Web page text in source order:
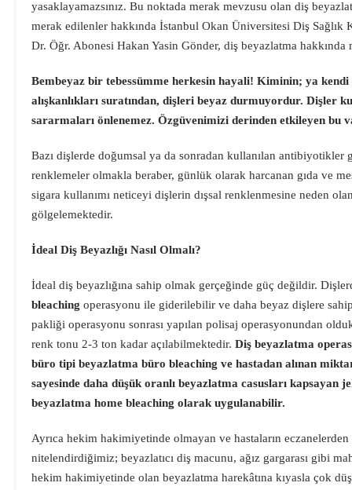
yasaklayamazsınız. Bu noktada merak mevzusu olan diş
merak edilenler hakkında İstanbul Okan Üniversitesi Diş Sağlık
Dr. Öğr. Abonesi Hakan Yasin Gönder, diş beyazlatma hakkında
Bembeyaz bir tebessümme herkesin hayali! Kiminin; ya kendi
alışkanlıkları suratından, dişleri beyaz durmuyordur. Dişler
sararmaları önlenemez. Özgüvenimizi derinden etkileyen bu
Bazı dişlerde doğumsal ya da sonradan kullanılan antibiyotikler
renklemeler olmakla beraber, günlük olarak harcanan gıda ve
sigara kullanımı neticeyi dişlerin dışsal renklenmesine neden
gölgelemektedir.
İdeal Diş Beyazlığı Nasıl Olmalı?
İdeal diş beyazlığına sahip olmak gerçeğinde güç değildir.
bleaching operasyonu ile giderilebilir ve daha beyaz dişlere
pakliği operasyonu sonrası yapılan polisaj operasyonundan
renk tonu 2-3 ton kadar açılabilmektedir. Diş beyazlatma
büro tipi beyazlatma büro bleaching ve hastadan alınan
sayesinde daha düşük oranlı beyazlatma casusları kapsayan
beyazlatma home bleaching olarak uygulanabilir.
Ayrıca hekim hakimiyetinde olmayan ve hastaların
nitelendirdiğimiz; beyazlatıcı diş macunu, ağız gargarası gibi
hekim hakimiyetinde olan beyazlatma harekâtına kıyasla çok